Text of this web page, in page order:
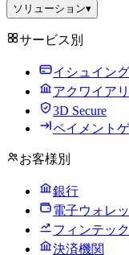
ソリューション▾
サービス別
イシュイング
アクワイア
3D Secure
ペイメント
お客様別
銀行
電子ウォレ
フィンテック
決済機関